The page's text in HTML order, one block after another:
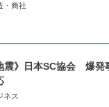
・商社
震》日本SC協会 爆発
ネス